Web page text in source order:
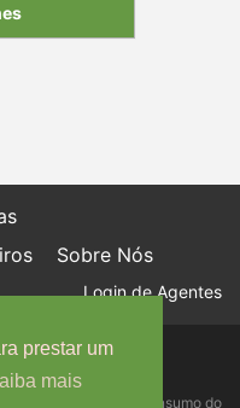
prestar um
mais
Sobre Nós
Login de Agentes
de Conflitos de Consumo do